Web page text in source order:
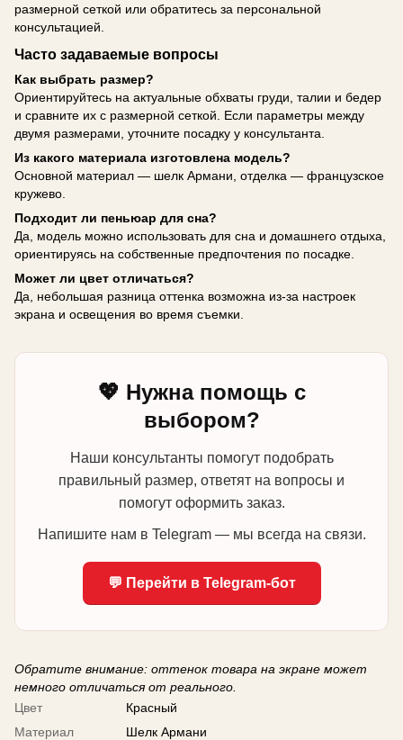
размерной сеткой или обратитесь за персональной
консультацией.
Часто задаваемые вопросы
Как выбрать размер?
Ориентируйтесь на актуальные обхваты груди, талии и бедер
и сравните их с размерной сеткой. Если параметры между
двумя размерами, уточните посадку у консультанта.
Из какого материала изготовлена модель?
Основной материал — шелк Армани, отделка — французское
кружево.
Подходит ли пеньюар для сна?
Да, модель можно использовать для сна и домашнего отдыха,
ориентируясь на собственные предпочтения по посадке.
Может ли цвет отличаться?
Да, небольшая разница оттенка возможна из-за настроек
экрана и освещения во время съемки.
💖 Нужна помощь с
выбором?
Наши консультанты помогут подобрать
правильный размер, ответят на вопросы и
помогут оформить заказ.
Напишите нам в Telegram — мы всегда на связи.
💬 Перейти в Telegram-бот
Обратите внимание: оттенок товара на экране может
немного отличаться от реального.
Цвет
Красный
Материал
Шелк Армани